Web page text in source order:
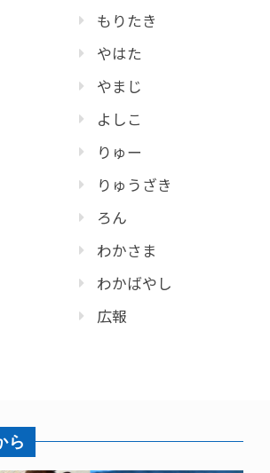
もりたき
やはた
やまじ
よしこ
りゅー
りゅうざき
ろん
わかさま
わかばやし
広報
ら